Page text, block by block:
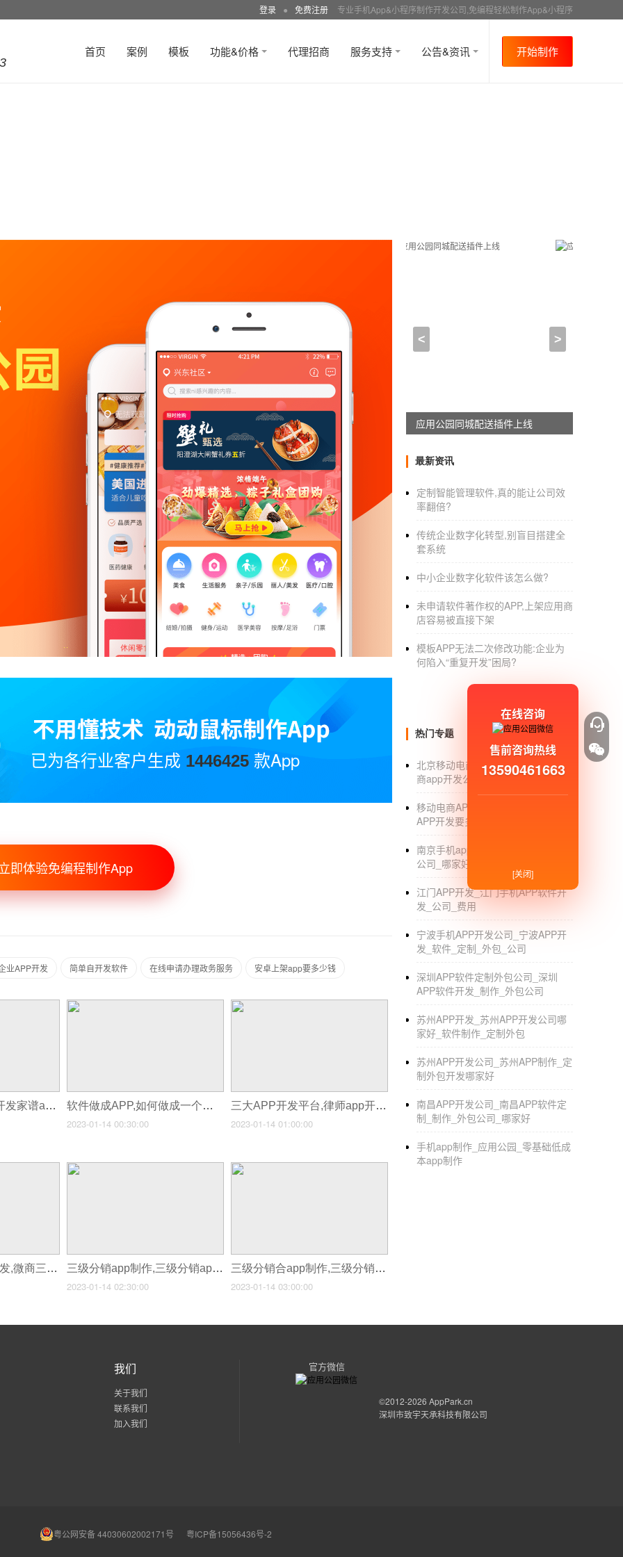
登录 ● 免费注册 专业手机App&小程序制作开发公司,免编程轻松制作App&小程序
首页 案例 模板 功能&价格 代理招商 服务支持 公告&资讯 开始制作
2021-09-24 09:45:00
app开发多少钱？如何开发一个团购应用
开发 ，团购，凯格尔科技的线上平台可以快速
2.服务搜索：在用户的关键词搜索操作中，
结果。
4.凭证管理：凭证是团购商户营销的重要营
5.地图功能：在团购服务中，地图功能是必
娱乐、餐饮等相关娱乐场所的确切地址。进行
8.浏览历史：浏览过的产品或商品。
9.我的收藏：添加相关产品或商品到收藏。
10.搜索：直接搜索产品，或者产品支持模糊查
11.购物车：选择自己喜欢的产品，放入购物
12.会员中心：实现分级客户管理，方便厂家
那么凯格尔科技开发团购APP是怎么做的呢？
团购APP开发开发流程：需求调研-签约-可视
已为各行业客户生成 1446425 款App
即体验免编程制作App
业APP开发 简单自开发软件 在线申请办理政务服务 安卓上架app要多少钱
软件重新开发,学会开发家谱app 软件做成APP,如何做成一个软件
2023-01-14 00:30:00
三大APP开发平台,律师app开发
2023-01-14 01:00:00
三级分销app怎么开发,微商三级分销模式的app开发 三级分销app制作,三级分销app商城系统开发
2023-01-14 02:30:00
三级分销合app制作,三级分销app制作
2023-01-14 03:00:00
< >
应用公园移动互联网解决方案上线
最新资讯
定制智能管理软件,真的能让公司效
率翻倍?
传统企业数字化转型,别盲目搭建全
套系统
中小企业数字化软件该怎么做?
未申请软件著作权的APP,上架应用商
店容易被直接下架
模板APP无法二次修改功能:企业为
何陷入“重复开发”困局?
热门专题
北京移动电商app开发_北京移动电
商app开发公司_费用_报价
移动电商APP开发价格_移动电商
APP开发要多少钱_解决方案
南京手机app开发公司_南京app开发
公司_哪家好_排名
江门APP开发_江门手机APP软件开
发_公司_费用
宁波手机APP开发公司_宁波APP开
发_软件_定制_外包_公司
深圳APP软件定制外包公司_深圳
APP软件开发_制作_外包公司
苏州APP开发_苏州APP开发公司哪
家好_软件制作_定制外包
苏州APP开发公司_苏州APP制作_定
制外包开发哪家好
南昌APP开发公司_南昌APP软件定
制_制作_外包公司_哪家好
手机app制作_应用公园_零基础低成
本app制作
我们
关于我们
联系我们
加入我们
官方微信
©2012-2026 AppPark.cn
深圳市致宇天承科技有限公司
粤公网安备 44030602002171号 粤ICP备15056436号-2
在线咨询
售前咨询热线
13590461663
[关闭]